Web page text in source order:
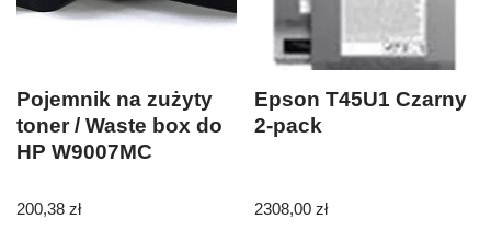
Pojemnik na zużyty
toner / Waste box do
HP W9007MC
200,38 zł
Epson T45U1 Czarny
2-pack
2308,00zł